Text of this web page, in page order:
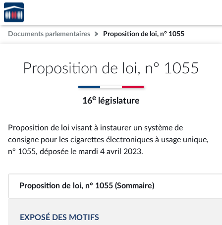
Aller au contenu
Aller en bas de la page
Accèder
à la
page
d'accueil
Documents parlementaires Proposition de loi, n° 1055
Proposition de loi, n° 1055
16e législature
Proposition de loi visant à instaurer un système de
consigne pour les cigarettes électroniques à usage unique,
n° 1055, déposée le mardi 4 avril 2023.
Proposition de loi, n° 1055 (Sommaire)
EXPOSÉ DES MOTIFS